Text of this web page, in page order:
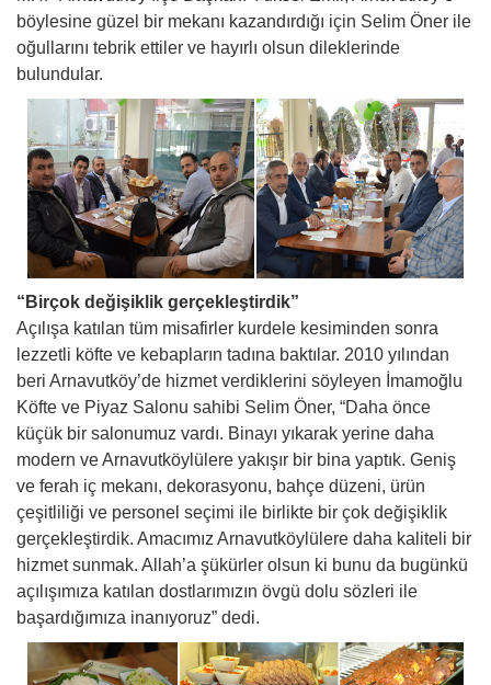
böylesine güzel bir mekanı kazandırdığı için Selim Öner ile
oğullarını tebrik ettiler ve hayırlı olsun dileklerinde
bulundular.
“Birçok değişiklik gerçekleştirdik”
Açılışa katılan tüm misafirler kurdele kesiminden sonra
lezzetli köfte ve kebapların tadına baktılar. 2010 yılından
beri Arnavutköy’de hizmet verdiklerini söyleyen İmamoğlu
Köfte ve Piyaz Salonu sahibi Selim Öner, “Daha önce
küçük bir salonumuz vardı. Binayı yıkarak yerine daha
modern ve Arnavutköylülere yakışır bir bina yaptık. Geniş
ve ferah iç mekanı, dekorasyonu, bahçe düzeni, ürün
çeşitliliği ve personel seçimi ile birlikte bir çok değişiklik
gerçekleştirdik. Amacımız Arnavutköylülere daha kaliteli bir
hizmet sunmak. Allah’a şükürler olsun ki bunu da bugünkü
açılışımıza katılan dostlarımızın övgü dolu sözleri ile
başardığımıza inanıyoruz” dedi.